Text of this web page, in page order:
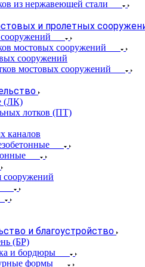
из нержавеющей стали
и пролетных
мостовых сооружений
сооружений
мостовых сооружений
(ЛК)
лотков (ПТ)
каналов
сооружений
и благоустройство
(БР)
и бордюры
формы